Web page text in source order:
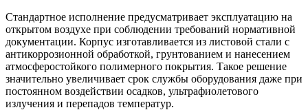
Стандартное исполнение предусматривает эксплуатацию на
открытом воздухе при соблюдении требований нормативной
документации. Корпус изготавливается из листовой стали с
антикоррозионной обработкой, грунтованием и нанесением
атмосферостойкого полимерного покрытия. Такое решение
значительно увеличивает срок службы оборудования даже при
постоянном воздействии осадков, ультрафиолетового
излучения и перепадов температур.